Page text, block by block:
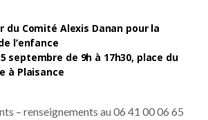
du Comité Alexis Danan pour la
l’enfance
septembre de 9h à 17h30, place du
à Plaisance
– renseignements au 06 41 00 06 65